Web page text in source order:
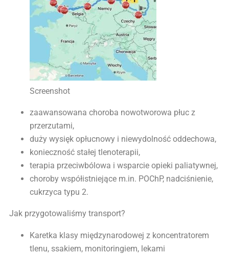
Screenshot
zaawansowana choroba nowotworowa płuc z
przerzutami,
duży wysięk opłucnowy i niewydolność oddechowa,
konieczność stałej tlenoterapii,
terapia przeciwbólowa i wsparcie opieki paliatywnej,
choroby współistniejące m.in. POChP, nadciśnienie,
cukrzyca typu 2.
Jak przygotowaliśmy transport?
Karetka klasy międzynarodowej z koncentratorem
tlenu, ssakiem, monitoringiem, lekami